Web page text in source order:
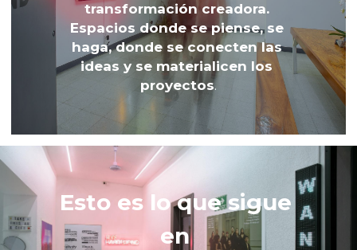
transformación creadora.
Espacios donde se piense, se
haga, donde se conecten las
ideas y se materialicen los
proyectos.
Esto es lo que sigue
en